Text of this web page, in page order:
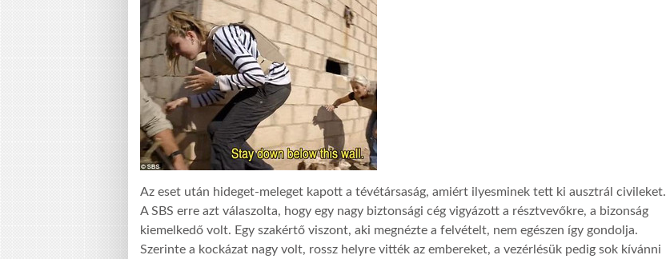
Az eset után hideget-meleget kapott a tévétársaság, amiért ilyesminek tett ki ausztrál civileket.
A SBS erre azt válaszolta, hogy egy nagy biztonsági cég vigyázott a résztvevőkre, a bizonság
kiemelkedő volt. Egy szakértő viszont, aki megnézte a felvételt, nem egészen így gondolja.
Szerinte a kockázat nagy volt, rossz helyre vitték az embereket, a vezérlésük pedig sok kívánni